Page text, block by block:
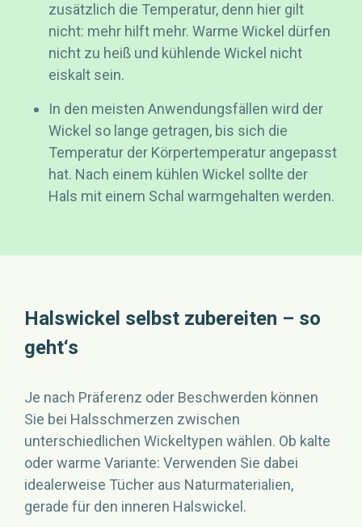
zusätzlich die Temperatur, denn hier gilt
nicht: mehr hilft mehr. Warme Wickel dürfen
nicht zu heiß und kühlende Wickel nicht
eiskalt sein.
In den meisten Anwendungsfällen wird der
Wickel so lange getragen, bis sich die
Temperatur der Körpertemperatur angepasst
hat. Nach einem kühlen Wickel sollte der
Hals mit einem Schal warmgehalten werden.
Halswickel selbst zubereiten – so
geht‘s
Je nach Präferenz oder Beschwerden können
Sie bei Halsschmerzen zwischen
unterschiedlichen Wickeltypen wählen. Ob kalte
oder warme Variante: Verwenden Sie dabei
idealerweise Tücher aus Naturmaterialien,
gerade für den inneren Halswickel.